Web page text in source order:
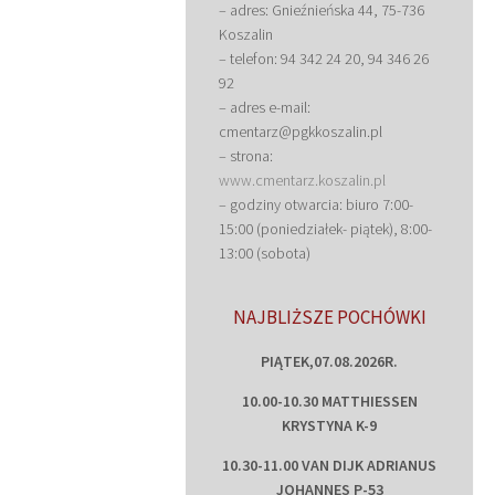
– adres: Gnieźnieńska 44, 75-736
Koszalin
– telefon: 94 342 24 20, 94 346 26
92
– adres e-mail:
cmentarz@pgkkoszalin.pl
– strona:
www.cmentarz.koszalin.pl
– godziny otwarcia: biuro 7:00-
15:00 (poniedziałek- piątek), 8:00-
13:00 (sobota)
NAJBLIŻSZE POCHÓWKI
PIĄTEK,07.08.2026R.
10.00-10.30 MATTHIESSEN
KRYSTYNA K-9
10.30-11.00 VAN DIJK ADRIANUS
JOHANNES P-53